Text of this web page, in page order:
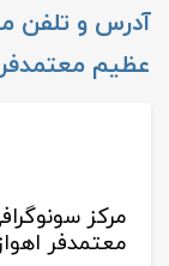
آدرس و تلفن
عظیم
مرکز
معتمدفر